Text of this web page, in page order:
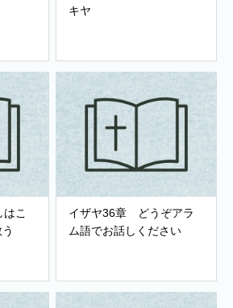
キヤ
こ
イザヤ36章 どうぞアラ
ム語でお話しください